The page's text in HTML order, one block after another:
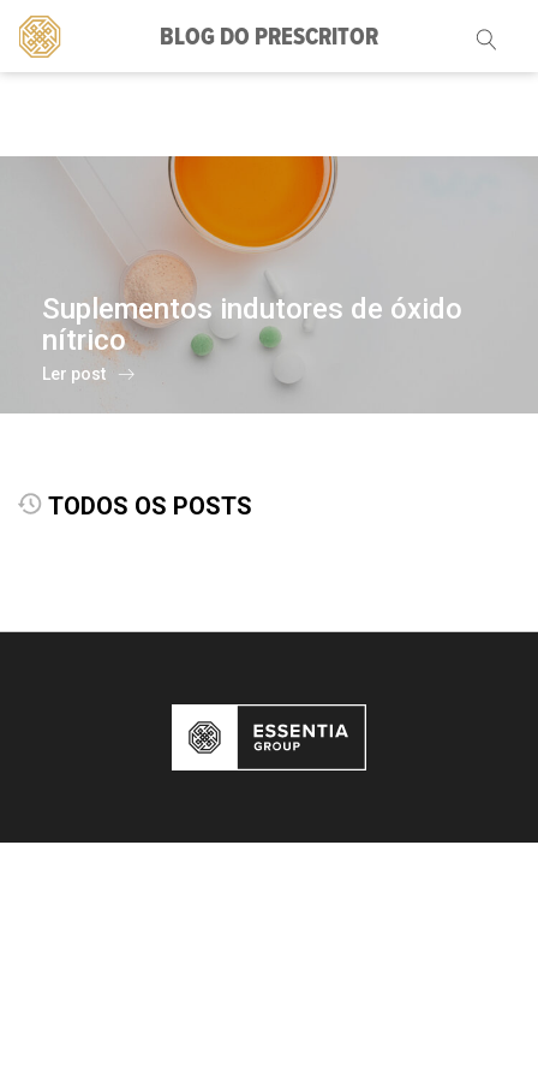
BLOG DO PRESCRITOR
Pesquisar
por:
Suplementos indutores de óxido
nítrico
Ler post
TODOS OS POSTS